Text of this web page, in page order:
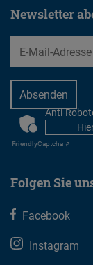
Newsletter
EMail
CAPTCHA
Anti-
FriendlyCaptcha ⇗
Folgen Sie
Facebook
Instagram